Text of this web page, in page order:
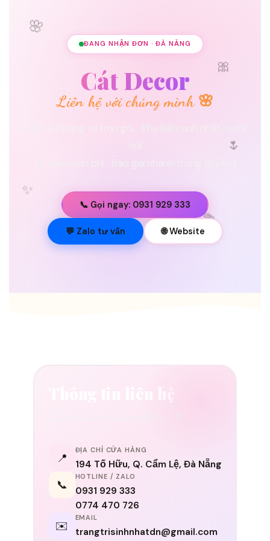
🌸
🎀
✨
🌷
💐
ĐANG NHẬN ĐƠN · ĐÀ NẴNG
Cát Decor
Liên hệ với chúng mình 🌸
📞 Gọi ngay: 0931 929 333
💬 Zalo tư vấn 🌐 Website
Thông tin liên hệ
📍
ĐỊA CHỈ CỬA HÀNG
194 Tố Hữu, Q. Cẩm Lệ, Đà Nẵng
📞
HOTLINE / ZALO
0931 929 333
0774 470 726
✉️
EMAIL
trangtrisinhnhatdn@gmail.com